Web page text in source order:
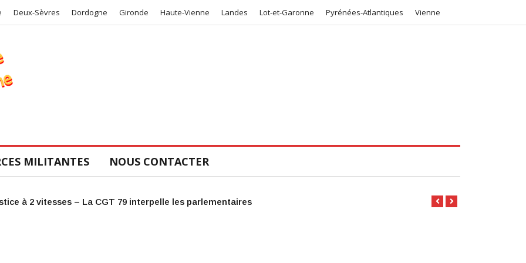
Deux-Sèvres Dordogne Gironde Haute-Vienne Landes Lot-et-Garonne Pyrénées-Atlantiques Vienne
MILITANTES NOUS CONTACTER
pour le COS de la CGT 47